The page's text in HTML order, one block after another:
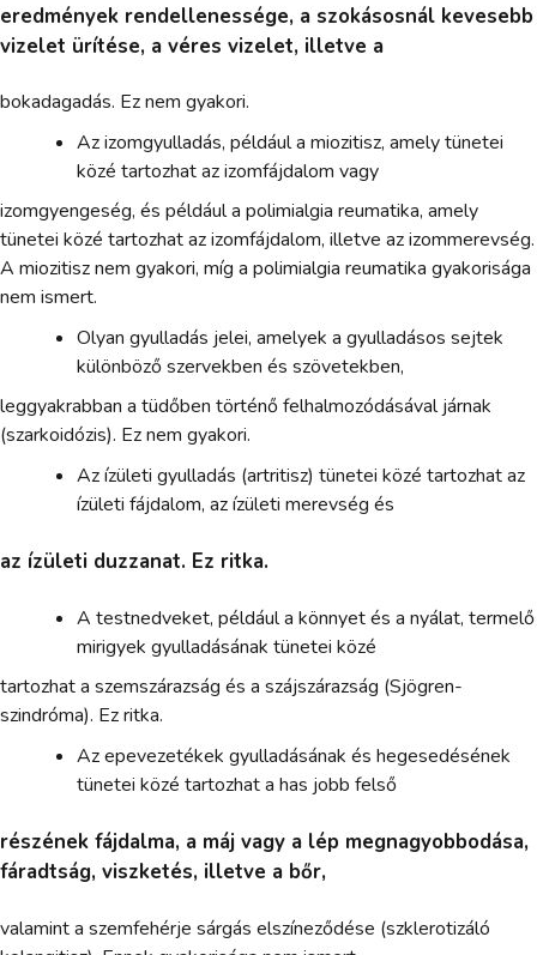
eredmények rendellenessége, a szokásosnál kevesebb
vizelet ürítése, a véres vizelet, illetve a
bokadagadás. Ez nem gyakori.
Az izomgyulladás, például a miozitisz, amely tünetei
közé tartozhat az izomfájdalom vagy
izomgyengeség, és például a polimialgia reumatika, amely
tünetei közé tartozhat az izomfájdalom, illetve az izommerevség.
A miozitisz nem gyakori, míg a polimialgia reumatika gyakorisága
nem ismert.
Olyan gyulladás jelei, amelyek a gyulladásos sejtek
különböző szervekben és szövetekben,
leggyakrabban a tüdőben történő felhalmozódásával járnak
(szarkoidózis). Ez nem gyakori.
Az ízületi gyulladás (artritisz) tünetei közé tartozhat az
ízületi fájdalom, az ízületi merevség és
az ízületi duzzanat. Ez ritka.
A testnedveket, például a könnyet és a nyálat, termelő
mirigyek gyulladásának tünetei közé
tartozhat a szemszárazság és a szájszárazság (Sjögren-
szindróma). Ez ritka.
Az epevezetékek gyulladásának és hegesedésének
tünetei közé tartozhat a has jobb felső
részének fájdalma, a máj vagy a lép megnagyobbodása,
fáradtság, viszketés, illetve a bőr,
valamint a szemfehérje sárgás elszíneződése (szklerotizáló